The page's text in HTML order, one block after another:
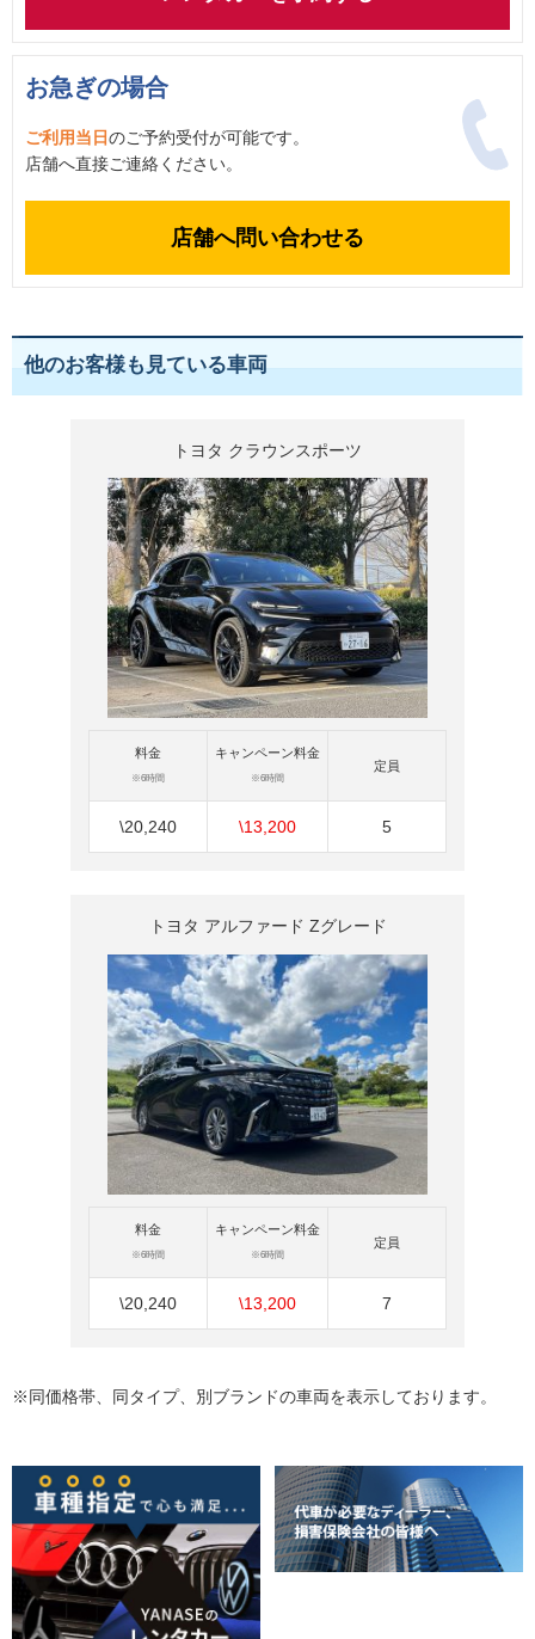
お急ぎの場合
ご利用当日のご予約受付が可能です。
店舗へ直接ご連絡ください。
店舗へ問い合わせる
他のお客様も見ている車両
トヨタ クラウンスポーツ
料金
※6時間
\20,240
キャンペーン料金
※6時間
\13,200
定員
5
トヨタ アルファード Zグレード
料金
※6時間
\20,240
キャンペーン料金
※6時間
\13,200
定員
7
※同価格帯、同タイプ、別ブランドの車両を表示しております。